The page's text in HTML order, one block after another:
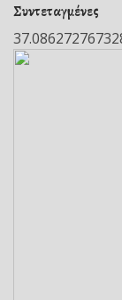
Συντεταγμένες